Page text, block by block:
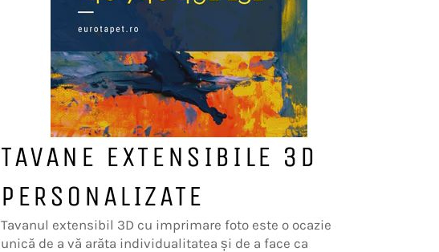
TAVANE EXTENSIBILE 3D
PERSONALIZATE
Tavanul extensibil 3D cu imprimare foto este o ocazie
unică de a vă arăta individualitatea și de a face ca